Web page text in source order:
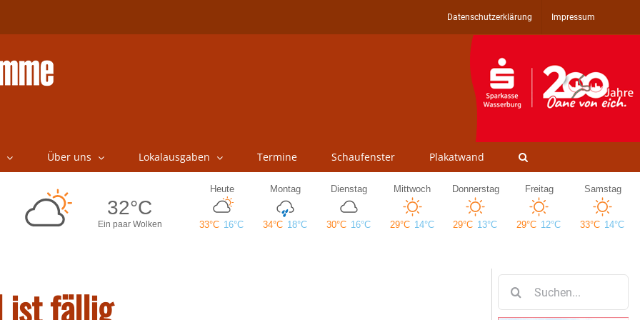
Datenschutzerklärung Impressum
Über uns Lokalausgaben Termine Schaufenster Plakatwand
ist fällig
nach: